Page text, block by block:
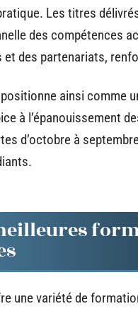
Les titres
des compétences
et des partenariats,
ainsi comme
à l’épanouissement
d’octobre à
une variété de